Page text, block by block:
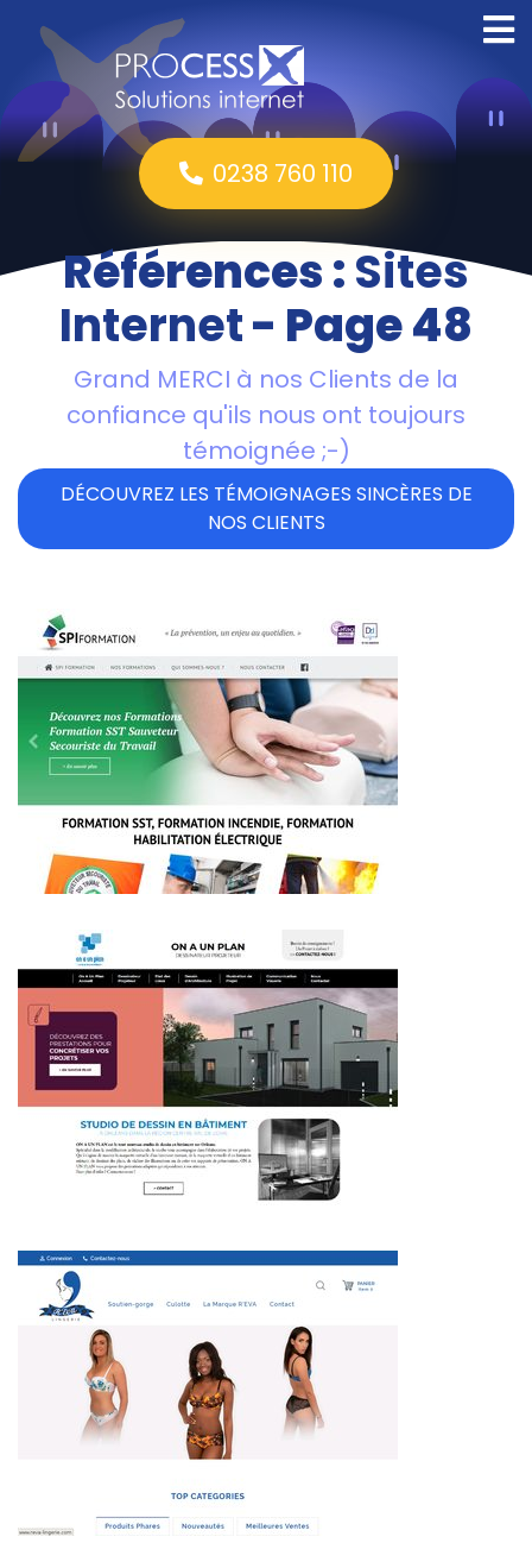
0238 760 110
Références :Sites
Internet- Page 48
Grand MERCI à nos Clients de la
confiance qu'ils nous ont toujours
témoignée ;-)
DÉCOUVREZ LES TÉMOIGNAGES SINCÈRES DE
NOS CLIENTS
~397€/mois économisés d'annonces commerciales
~423€/mois économisés d'annonces commerciales
~340€/mois économisés d'annonces commerciales